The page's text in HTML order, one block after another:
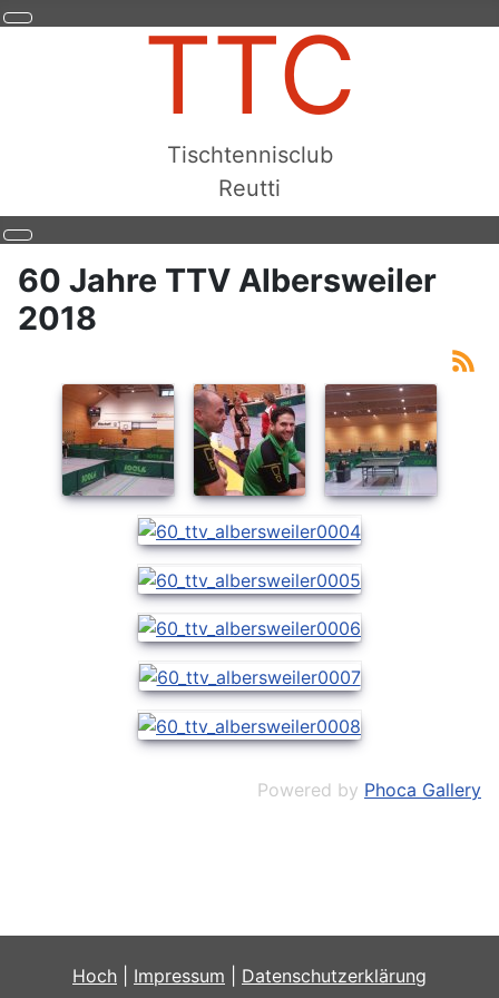
TTC
Tischtennisclub
Reutti
60 Jahre TTV Albersweiler
2018
Powered by Phoca Gallery
Hoch Impressum Datenschutzerklärung